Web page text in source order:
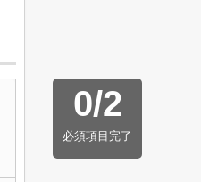
0/2
必須項目完了